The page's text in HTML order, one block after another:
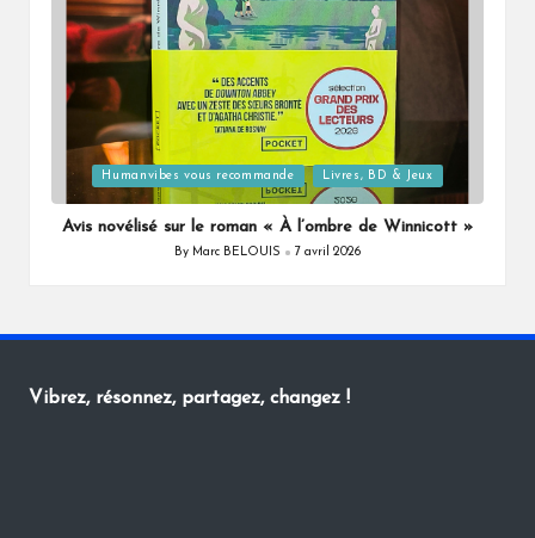
Posted
in
Humanvibes vous recommande Livres, BD & Jeux
Avis novélisé sur le roman « À l’ombre de Winnicott »
Posted
By Marc BELOUIS 7 avril 2026
Vibrez, résonnez, partagez, changez !